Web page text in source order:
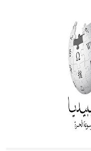
في جروح الرأس. ويعود
في البحر ويتركب
أو شديد الحمرة وهو
الش